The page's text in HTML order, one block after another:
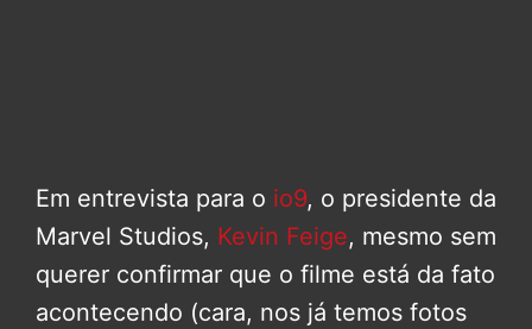
Em entrevista para o io9, o presidente da
Marvel Studios, Kevin Feige, mesmo sem
querer confirmar que o filme está da fato
acontecendo (cara, nos já temos fotos